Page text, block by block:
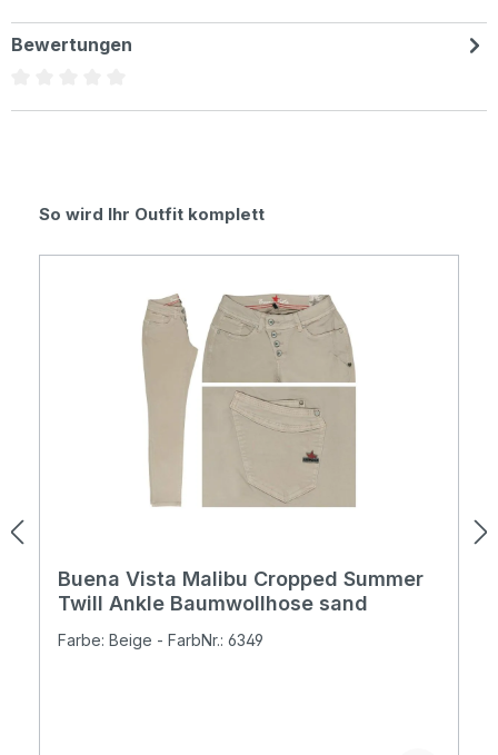
Bewertungen
Produktgalerie überspringen
So wird Ihr Outfit komplett
Buena Vista Malibu Cropped Summer
Twill Ankle Baumwollhose sand
Farbe: Beige - FarbNr.: 6349